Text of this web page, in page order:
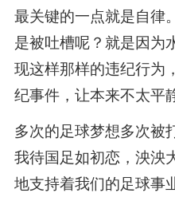
最关键的一点就是自律
是被吐槽呢？就是因为
现这样那样的违纪行为
纪事件，让本来不太平
多次的足球梦想多次被
我待国足如初恋，泱泱
地支持着我们的足球事